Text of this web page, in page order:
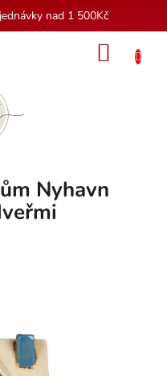
nad 1 500Kč
Nyhavn